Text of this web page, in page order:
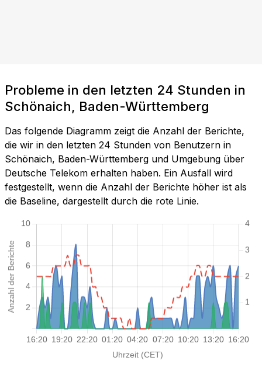
Probleme in den letzten 24 Stunden in
Schönaich, Baden-Württemberg
Das folgende Diagramm zeigt die Anzahl der Berichte,
die wir in den letzten 24 Stunden von Benutzern in
Schönaich, Baden-Württemberg und Umgebung über
Deutsche Telekom erhalten haben. Ein Ausfall wird
festgestellt, wenn die Anzahl der Berichte höher ist als
die Baseline, dargestellt durch die rote Linie.